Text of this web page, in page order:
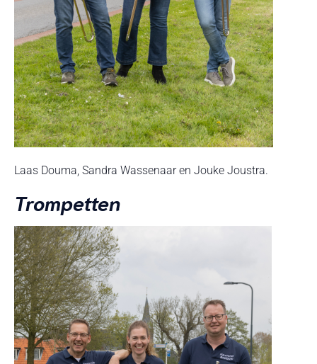
Laas Douma, Sandra Wassenaar en Jouke Joustra.
Trompetten